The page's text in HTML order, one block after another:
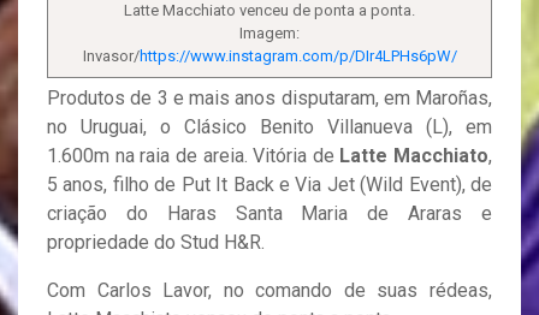
Latte Macchiato venceu de ponta a ponta.
Imagem:
Invasor/https://www.instagram.com/p/DIr4LPHs6pW/
Produtos de 3 e mais anos disputaram, em Maroñas,
no Uruguai, o Clásico Benito Villanueva (L), em
1.600m na raia de areia. Vitória de Latte Macchiato,
5 anos, filho de Put It Back e Via Jet (Wild Event), de
criação do Haras Santa Maria de Araras e
propriedade do Stud H&R.
Com Carlos Lavor, no comando de suas rédeas,